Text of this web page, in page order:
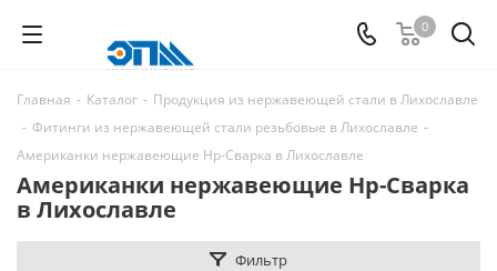
0
Главная - Каталог - Продукция из нержавеющей стали в Лихославле
- Фитинги из нержавеющей стали резьбовые в Лихославле -
Американки нержавеющие Нр-Сварка в Лихославле
Американки нержавеющие Нр-Сварка
в Лихославле
Фильтр